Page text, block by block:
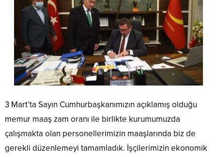
3 Mart’ta Sayın Cumhurbaşkanımızın açıklamış olduğu
memur maaş zam oranı ile birlikte kurumumuzda
çalışmakta olan personellerimizin maaşlarında biz de
gerekli düzenlemeyi tamamladık. İşçilerimizin ekonomik